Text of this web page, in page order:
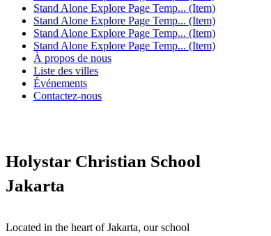
Stand Alone Explore Page Temp... (Item)
Stand Alone Explore Page Temp... (Item)
Stand Alone Explore Page Temp... (Item)
Stand Alone Explore Page Temp... (Item)
À propos de nous
Liste des villes
Événements
Contactez-nous
Holystar Christian School
Jakarta
Located in the heart of Jakarta, our school